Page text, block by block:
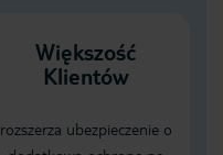
Większość
Klientów
rozszerza ubezpieczenie o